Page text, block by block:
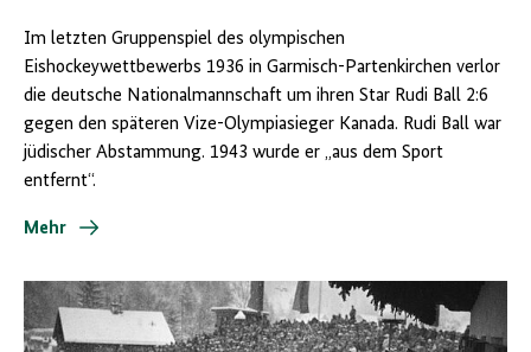
Im letzten Gruppenspiel des olympischen
Eishockeywettbewerbs 1936 in Garmisch-Partenkirchen verlor
die deutsche Nationalmannschaft um ihren Star Rudi Ball 2:6
gegen den späteren Vize-Olympiasieger Kanada. Rudi Ball war
jüdischer Abstammung. 1943 wurde er „aus dem Sport
entfernt“.
Mehr